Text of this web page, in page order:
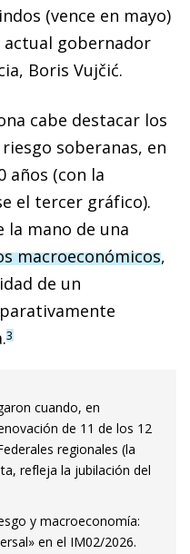
(vence en mayo)
gobernador
Boris Vujčić.
cabe destacar los
soberanas, en
años (con la
el tercer gráfico).
la mano de una
macroeconómicos,
de un
3
cuando, en
de 11 de los 12
regionales (la
refleja la jubilación del
y macroeconomía:
en el IM02/2026.